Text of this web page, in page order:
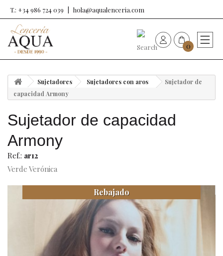
T.: +34 986 724 039 hola@aqualenceria.com
0
Nueva colección
Sujetadores
Ropa y complementos
Lencería
Sujetadores Sujetadores con aros
Sujetador de
capacidad Armony
Sujetador de capacidad
Armony
Ref.: ar12
Verde Verónica
Rebajado